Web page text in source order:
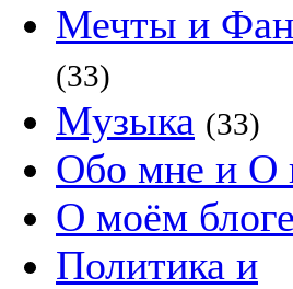
Мечты и
(33)
Музыка (33)
Обо мне и О
О моём блоге
Политика и